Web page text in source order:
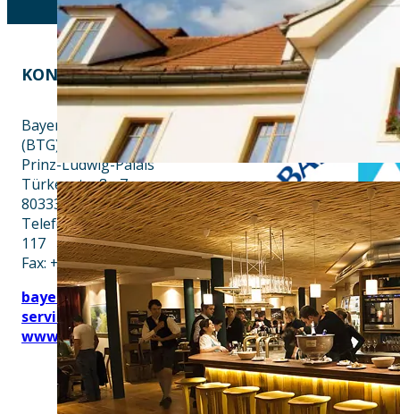
KONTAKT EINE INITIATIVE VON
Bayern Tourist Gmbh
(BTG)
Prinz-Ludwig-Palais
Türkenstraße 7
80333 München
Telefon: +49 89 28760-
117
Fax: +49 89 28760-121
bayerischekueche@btg-
service.de
www.btg-service.de